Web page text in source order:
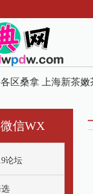
各区桑拿
论坛
上海新茶嫩
海选
微信WX
论坛